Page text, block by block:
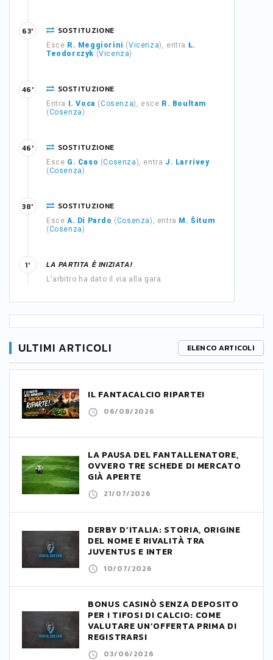
SOSTITUZIONE
Esce R. Meggiorini (Vicenza), entra Ł.
Teodorczyk (Vicenza)
63'
SOSTITUZIONE
Entra I. Voca (Cosenza), esce R. Boultam
(Cosenza)
46'
SOSTITUZIONE
Esce G. Caso (Cosenza), entra J. Larrivey
(Cosenza)
46'
SOSTITUZIONE
Esce A. Di Pardo (Cosenza), entra M. Šitum
(Cosenza)
38'
LA PARTITA È INIZIATA!
L'arbitro ha dato il via alla gara.
1'
ULTIMI ARTICOLI ELENCO ARTICOLI
IL FANTACALCIO RIPARTE!
06/08/2026
LA PAUSA DEL FANTALLENATORE,
OVVERO TRE SCHEDE DI MERCATO
GIÀ APERTE
21/07/2026
DERBY D’ITALIA: STORIA, ORIGINE
DEL NOME E RIVALITÀ TRA
JUVENTUS E INTER
10/07/2026
BONUS CASINÒ SENZA DEPOSITO
PER I TIFOSI DI CALCIO: COME
VALUTARE UN’OFFERTA PRIMA DI
REGISTRARSI
03/06/2026